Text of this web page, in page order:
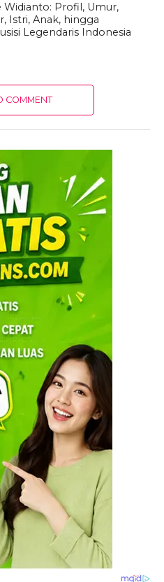
Widianto: Profil, Umur,
Istri, Anak, hingga
Legendaris Indonesia
COMMENT